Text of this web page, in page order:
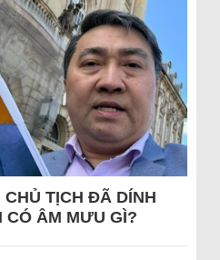
TỊCH ĐÃ DÍNH
CÓ ÂM MƯU GÌ?